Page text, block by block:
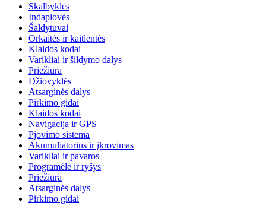
Skalbyklės
Indaplovės
Šaldytuvai
Orkaitės ir kaitlentės
Klaidos kodai
Varikliai ir šildymo dalys
Priežiūra
Džiovyklės
Atsarginės dalys
Pirkimo gidai
Klaidos kodai
Navigacija ir GPS
Pjovimo sistema
Akumuliatorius ir įkrovimas
Varikliai ir pavaros
Programėlė ir ryšys
Priežiūra
Atsarginės dalys
Pirkimo gidai